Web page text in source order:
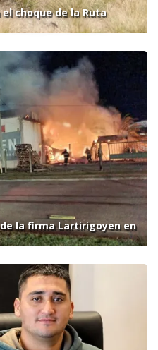
choque de la Ruta
la firma Lartirigoyen en